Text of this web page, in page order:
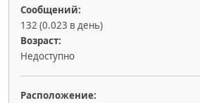
Сообщений:
132 (0.023 в день)
Возраст:
Недоступно
Расположение: